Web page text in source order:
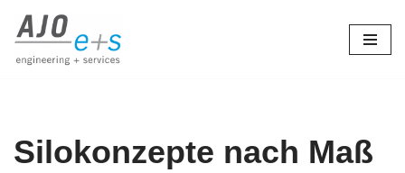
Zum
Inhalt
Silokonzepte nach Maß